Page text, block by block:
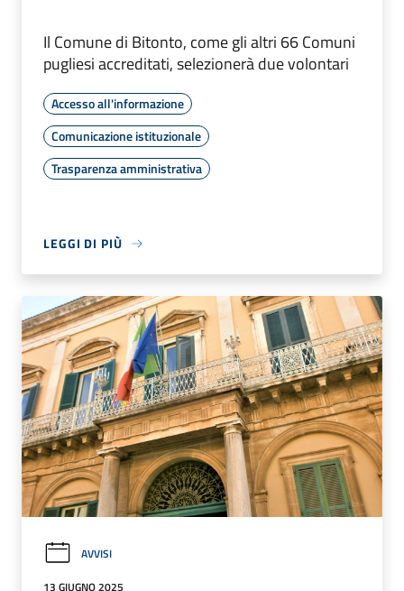
Il Comune di Bitonto, come gli altri 66 Comuni
pugliesi accreditati, selezionerà due volontari
Accesso all'informazione
Comunicazione istituzionale
Trasparenza amministrativa
LEGGI DI PIÙ
AVVISI
13 GIUGNO 2025